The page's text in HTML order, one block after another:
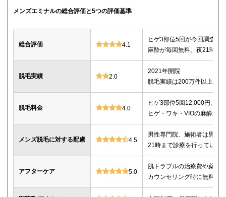
メンズエミナルの総合評価と5つの評価基準
総合評価 4.1
ヒゲ3部位5回が今回調査し
麻酔が毎回無料、夜21時ま
脱毛実績 2.0
2021年開院
脱毛実績は200万件以上
脱毛料金 4.0
ヒゲ3部位5回12,000円、ヒ
ヒゲ・ワキ・VIOの麻酔が
メンズ脱毛に対する配慮 4.5
男性専門院、施術者は男性
21時まで診療を行っている
アフターケア 5.0
肌トラブルの治療費や薬代
カウンセリング時に無料で